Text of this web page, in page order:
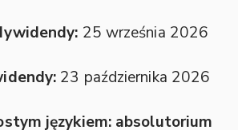
25 września 2026
23 października 2026
językiem: absolutorium